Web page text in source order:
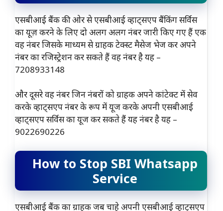
एसबीआई बैंक की ओर से एसबीआई व्हाट्सएप बैंकिंग सर्विस
का यूज़ करने के लिए दो अलग अलग नंबर जारी किए गए हैं एक
वह नंबर जिसके माध्यम से ग्राहक टेक्स्ट मैसेज भेज कर अपने
नंबर का रजिस्ट्रेशन कर सकते हैं वह नंबर है यह –
7208933148
और दूसरे वह नंबर जिन नंबरों को ग्राहक अपने कांटेक्ट में सेव
करके व्हाट्सएप नंबर के रूप में यूज करके अपनी एसबीआई
व्हाट्सएप सर्विस का यूज कर सकते हैं यह नंबर है यह –
9022690226
How to Stop SBI Whatsapp
Service
एसबीआई बैंक का ग्राहक जब चाहे अपनी एसबीआई व्हाट्सएप